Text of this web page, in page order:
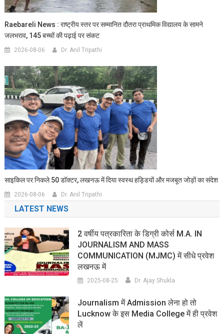
Raebareli News : राष्ट्रीय स्तर पर सम्मानित दौतरा प्राथमिक विद्यालय के सामने
जलभराव, 145 बच्चों की पढ़ाई पर संकट
2026-08-06 Dr. Anil Tripathi
साइकिल पर निकले 50 डॉक्टर, लखनऊ में दिया स्वस्थ हड्डियों और मजबूत जोड़ों का संदेश
2026-08-06 Dr. Anil Tripathi
LATEST NEWS
2 वर्षीय पत्रकारिता के डिग्री कोर्स M.A. IN
JOURNALISM AND MASS
COMMUNICATION (MJMC) में सीधे प्रवेश
लखनऊ में
2025-08-25 Dr. Ajay Shukla
Journalism में Admission लेना हो तो
Lucknow के इस Media College में ही प्रवेश
लें